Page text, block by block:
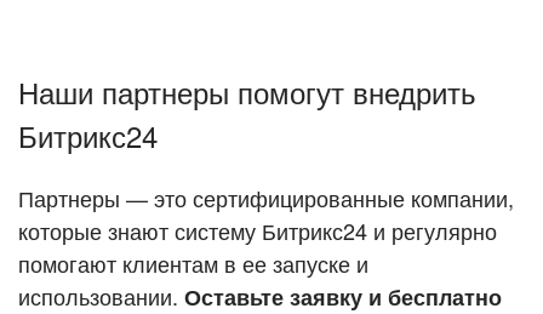
ВХОД
Стать партнёром
Кейсы партнеров
Смотреть видеокейсы
Наши партнеры помогут внедрить
Битрикс24
Партнеры — это сертифицированные компании,
которые знают систему Битрикс24 и регулярно
помогают клиентам в ее запуске и
использовании. Оставьте заявку и бесплатно